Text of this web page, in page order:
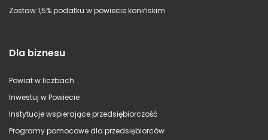
Zostaw 1,5% podatku w powiecie konińskim
Dla biznesu
Powiat w liczbach
Inwestuj w Powiecie
Instytucje wspierające przedsiębiorczość
Programy pomocowe dla przedsiębiorców